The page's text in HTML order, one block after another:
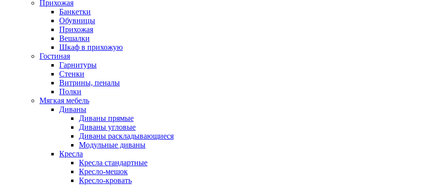
Прихожая
Банкетки
Обувницы
Прихожая
Вешалки
Шкаф в прихожую
Гостиная
Гарнитуры
Стенки
Витрины, пеналы
Полки
Мягкая мебель
Диваны
Диваны прямые
Диваны угловые
Диваны раскладывающиеся
Модульные диваны
Кресла
Кресла стандартные
Кресло-мешок
Кресло-кровать